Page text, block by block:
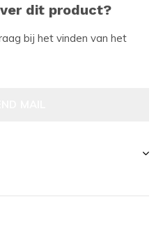
dit product?
bij het vinden van het